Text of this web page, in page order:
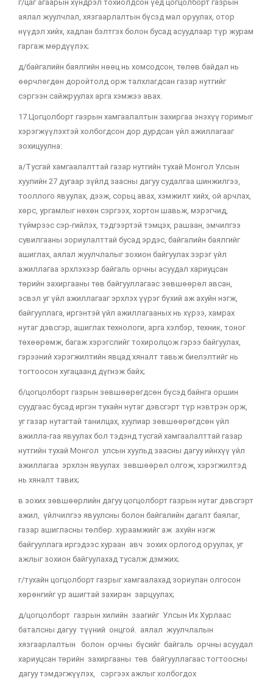
г/цаг агаарын хүндрэл тохиолдсон үед цогцолборт газрын
аялал жуулчлал, хязгаарлалтын бүсэд мал оруулах, отор
нүүдэл хийх, хадлан бэлтгэх болон бусад асуудлаар түр журам
гаргаж мөрдүүлэх;
д/байгалийн баялгийн нөөц нь хомсодсон, төлөв байдал нь
өөрчлөгдөн доройтолд орж талхлагдсан газар нутгийг
сэргээн сайжруулах арга хэмжээ авах.
17.Цогцолборт газрын хамгаалалтын захиргаа энэхүү горимыг
хэрэгжүүлэхтэй холбогдсон дор дурдсан үйл ажиллагааг
зохицуулна:
а/Тусгай хамгаалалттай газар нутгийн тухай Монгол Улсын
хуулийн 27 дугаар зүйлд заасны дагуу судалгаа шинжилгээ,
тооллого явуулах, дээж, сорьц авах, хэмжилт хийх, ой арчлах,
хөрс, ургамлыг нөхөн сэргээх, хортон шавьж, мэрэгчид,
түймрээс сэр-гийлэх, тэдгээртэй тэмцэх, рашаан, эмчилгээ
сувилгааны зориулалттай бусад эрдэс, байгалийн баялгийг
ашиглах, аялал жуулчлалыг зохион байгуулах зэрэг үйл
ажиллагаа эрхлэхээр байгаль орчны асуудал хариуцсан
төрийн захиргааны төв байгууллагаас зөвшөөрөл авсан,
эсвэл уг үйл ажиллагааг эрхлэх үүрэг бүхий аж ахуйн нэгж,
байгууллага, иргэнтэй үйл ажиллагааных нь хүрээ, хамрах
нутаг дэвсгэр, ашиглах технологи, арга хэлбэр, техник, тоног
төхөөрөмж, багаж хэрэгслийг тохиролцож гэрээ байгуулах,
гэрээний хэрэгжилтийн явцад хяналт тавьж биелэлтийг нь
тогтоосон хугацаанд дүгнэж байх;
б/цогцолборт газрын зөвшөөрөгдсөн бүсэд байнга оршин
суудгаас бусад иргэн тухайн нутаг дэвсгэрт түр нэвтрэн орж,
уг газар нутагтай танилцах, хуулиар зөвшөөрөгдсөн үйл
ажилла-гаа явуулах бол тэдэнд тусгай хамгаалалттай газар
нутгийн тухай Монгол улсын хуульд заасны дагуу ийнхүү үйл
ажиллагаа эрхлэн явуулах зөвшөөрөл олгож, хэрэгжилтэд
нь хяналт тавих;
в зохих зөвшөөрлийн дагуу цогцолборт газрын нутаг дэвсгэрт
ажил, үйлчилгээ явуулсны болон байгалийн дагалт баялаг,
газар ашигласны төлбөр. хураамжийг аж .ахуйн нэгж
байгууллага иргэдээс хураан авч зохих орлогод оруулах, уг
ажлыг зохион байгуулахад тусалж дзмжих;
г/тухайн цогцолборт газрыг хамгаалахад зориулан олгосон
хөрөнгийг үр ашигтай захиран зарцуулах;
д/цогцолборт газрын хилийн заагийг Улсын Их Хурлаас
баталсны дагуу түүний онцгой. аялал жуулчлалын
хязгаарлалтын болон орчны бүсийг байгаль орчны асуудал
хариуцсан төрийн захиргааны төв байгууллагаас тогтоосны
дагуу тэмдэгжүүлэх, сэргээх ажлыг холбогдох